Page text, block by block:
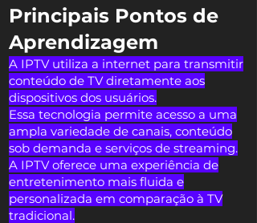
Principais Pontos de
Aprendizagem
A IPTV utiliza a internet para transmitir
conteúdo de TV diretamente aos
dispositivos dos usuários.
Essa tecnologia permite acesso a uma
ampla variedade de canais, conteúdo
sob demanda e serviços de streaming.
A IPTV oferece uma experiência de
entretenimento mais fluida e
personalizada em comparação à TV
tradicional.